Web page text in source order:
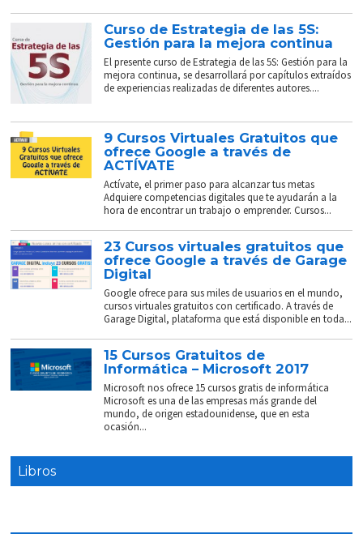
Curso de Estrategia de las 5S:
Gestión para la mejora continua
El presente curso de Estrategia de las 5S: Gestión para la
mejora continua, se desarrollará por capítulos extraídos
de experiencias realizadas de diferentes autores....
9 Cursos Virtuales Gratuitos que
ofrece Google a través de
ACTÍVATE
Actívate, el primer paso para alcanzar tus metas
Adquiere competencias digitales que te ayudarán a la
hora de encontrar un trabajo o emprender. Cursos...
23 Cursos virtuales gratuitos que
ofrece Google a través de Garage
Digital
Google ofrece para sus miles de usuarios en el mundo,
cursos virtuales gratuitos con certificado. A través de
Garage Digital, plataforma que está disponible en toda...
15 Cursos Gratuitos de
Informática – Microsoft 2017
Microsoft nos ofrece 15 cursos gratis de informática
Microsoft es una de las empresas más grande del
mundo, de origen estadounidense, que en esta
ocasión...
Libros